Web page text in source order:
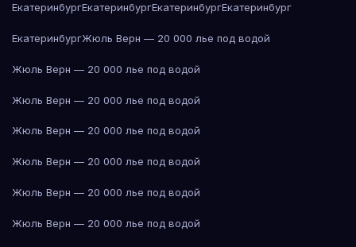
ЕкатеринбургЕкатеринбургЕкатеринбургЕкатеринбург
ЕкатеринбургЖюль Верн — 20 000 лье под водой
Жюль Верн — 20 000 лье под водой
Жюль Верн — 20 000 лье под водой
Жюль Верн — 20 000 лье под водой
Жюль Верн — 20 000 лье под водой
Жюль Верн — 20 000 лье под водой
Жюль Верн — 20 000 лье под водой